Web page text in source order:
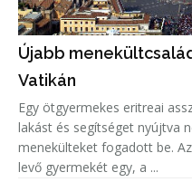
Újabb
Vatikán
Egy ötgyermekes eritreai
lakást és segítséget nyújtva
menekülteket fogadott be. Az asszonyt és három már vele
levő gyermekét egy, a ...